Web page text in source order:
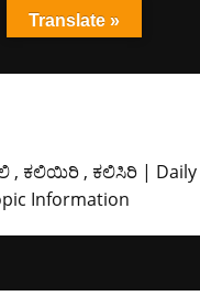
, ಕಲಿಯಿರಿ , ಕಲಿಸಿರಿ | Daily
Information
Translate »